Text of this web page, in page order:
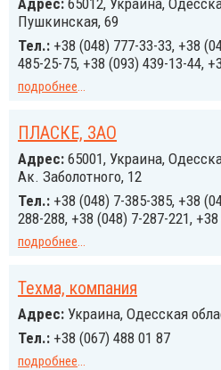
Адрес: 65012, Украина,
Пушкинская, 69
Тел.: +38 (048) 777-33-33, +38
485-25-75, +38 (093) 439-13-44,
подробнее...
ПЛАСКЕ, ЗАО
Адрес: 65001, Украина,
Ак. Заболотного, 12
Тел.: +38 (048) 7-385-385, +38
288-288, +38 (048) 7-287-221,
подробнее...
Техма, компания
Адрес: Украина, Одесская
Тел.: +38 (067) 488 01 87
подробнее...